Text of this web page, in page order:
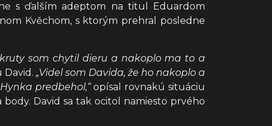
s ďalším adeptom na titul Eduardom
Kvěchom, s ktorým prehral posledne
som chytil dieru a nakoplo ma to a
David. „Videl som Davida, že ho nakoplo a
predbehol,“opísal rovnakú situáciu
David sa tak ocitol namiesto prvého